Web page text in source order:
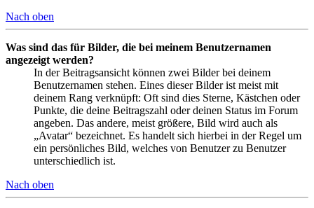
Nach oben
Was sind das für Bilder, die bei meinem Benutzernamen
angezeigt werden?
In der Beitragsansicht können zwei Bilder bei deinem
Benutzernamen stehen. Eines dieser Bilder ist meist mit
deinem Rang verknüpft: Oft sind dies Sterne, Kästchen oder
Punkte, die deine Beitragszahl oder deinen Status im Forum
angeben. Das andere, meist größere, Bild wird auch als
„Avatar“ bezeichnet. Es handelt sich hierbei in der Regel um
ein persönliches Bild, welches von Benutzer zu Benutzer
unterschiedlich ist.
Nach oben